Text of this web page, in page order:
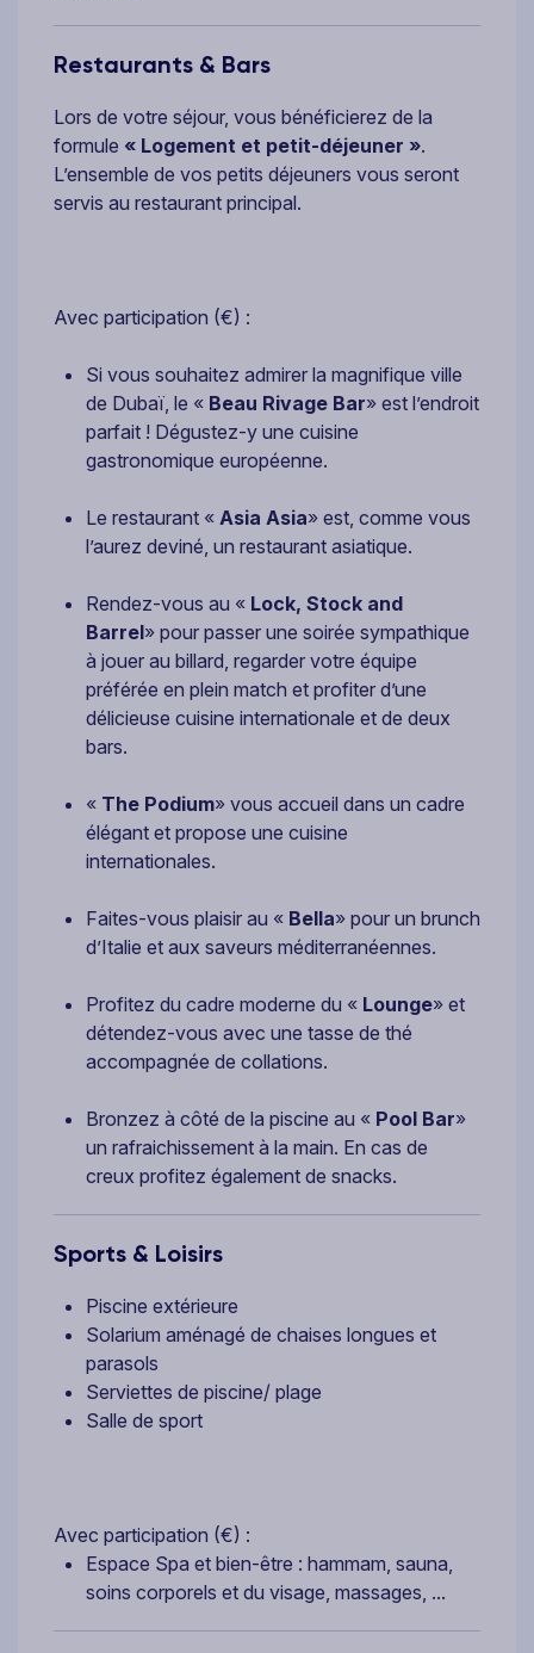
Restaurants & Bars
Lors de votre séjour, vous bénéficierez de la
formule « Logement et petit-déjeuner ».
L’ensemble de vos petits déjeuners vous seront
servis au restaurant principal.
Avec participation (€) :
Si vous souhaitez admirer la magnifique ville
de Dubaï, le « Beau Rivage Bar» est l’endroit
parfait ! Dégustez-y une cuisine
gastronomique européenne.
Le restaurant « Asia Asia» est, comme vous
l’aurez deviné, un restaurant asiatique.
Rendez-vous au « Lock, Stock and
Barrel» pour passer une soirée sympathique
à jouer au billard, regarder votre équipe
préférée en plein match et profiter d’une
délicieuse cuisine internationale et de deux
bars.
« The Podium» vous accueil dans un cadre
élégant et propose une cuisine
internationales.
Faites-vous plaisir au « Bella» pour un brunch
d’Italie et aux saveurs méditerranéennes.
Profitez du cadre moderne du « Lounge» et
détendez-vous avec une tasse de thé
accompagnée de collations.
Bronzez à côté de la piscine au « Pool Bar»
un rafraichissement à la main. En cas de
creux profitez également de snacks.
Sports & Loisirs
Piscine extérieure
Solarium aménagé de chaises longues et
parasols
Serviettes de piscine/ plage
Salle de sport
Avec participation (€) :
Espace Spa et bien-être : hammam, sauna,
soins corporels et du visage, massages, ...